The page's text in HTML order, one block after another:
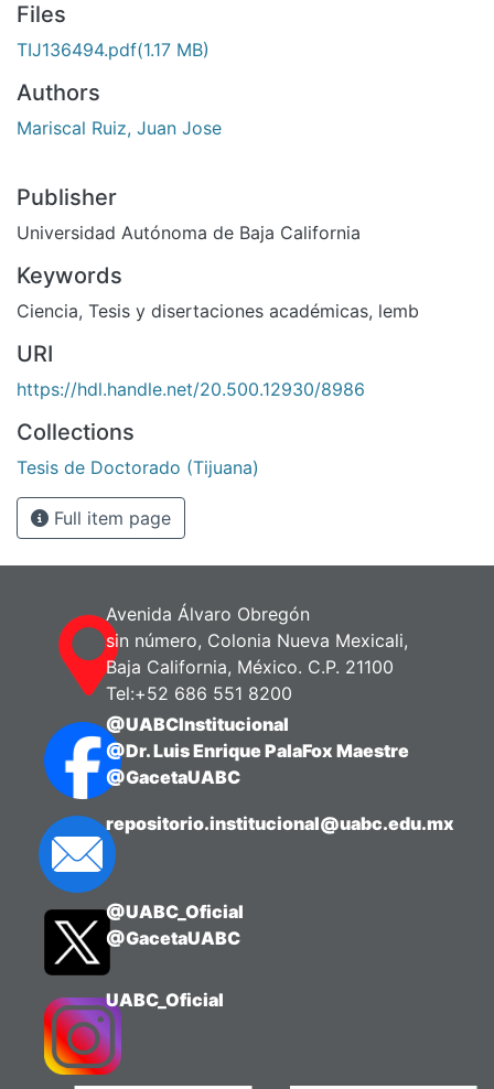
Files
TIJ136494.pdf(1.17 MB)
Authors
Mariscal Ruiz, Juan Jose
Publisher
Universidad Autónoma de Baja California
Keywords
Ciencia, Tesis y disertaciones académicas, lemb
URI
https://hdl.handle.net/20.500.12930/8986
Collections
Tesis de Doctorado (Tijuana)
Full item page
Avenida Álvaro Obregón
sin número, Colonia Nueva Mexicali,
Baja California, México. C.P. 21100
Tel:+52 686 551 8200
@UABCInstitucional
@Dr. Luis Enrique PalaFox Maestre
@GacetaUABC
repositorio.institucional@uabc.edu.mx
@UABC_Oficial
@GacetaUABC
UABC_Oficial